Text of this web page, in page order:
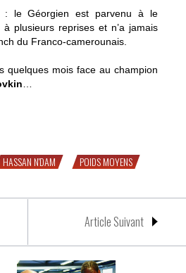
: le Géorgien est parvenu à le
plusieurs reprises et n’a jamais
du Franco-camerounais.
quelques mois face au champion
HASSAN N'DAM
POIDS MOYENS
Article Suivant